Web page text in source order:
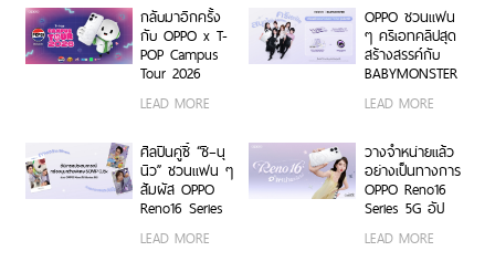
เองได้เต็มที่ ผ่าน
OPPO K-POP
Star Random
Dance พร้อม
คลูซีฟ
กลับมาอีกครั้ง
กับ OPPO x T-
POP Campus
Tour 2026
สนุก บุก 6 รั้ว
ประเทศ ชวนเหล่า
นักศึกษา มา
Make Your
Moment กับ
Series 5G เร็ว ๆ
LEAD MORE
OPPO ชวนแฟน
ๆ ครีเอทคลิปสุด
สร้างสรรค์กับ
BABYMONSTER
คอนเสิร์ตโซน VIP
Edition Gift Box
สุดเอ็กซ์คลูซีฟ
ร่วมสนุกได้ตั้งแต่
6 ก.ค. – 17 ส.ค.
LEAD MORE
ศิลปินคู่ซี้ “ซี–นุ
นิว” ชวนแฟน ๆ
สัมผัส OPPO
Reno16 Series
Unbox พร้อม
LEAD MORE
วางจำหน่ายแล้ว
อย่างเป็นทางการ
OPPO Reno16
Series 5G อัป
กว้างพิเศษ
LEAD MORE